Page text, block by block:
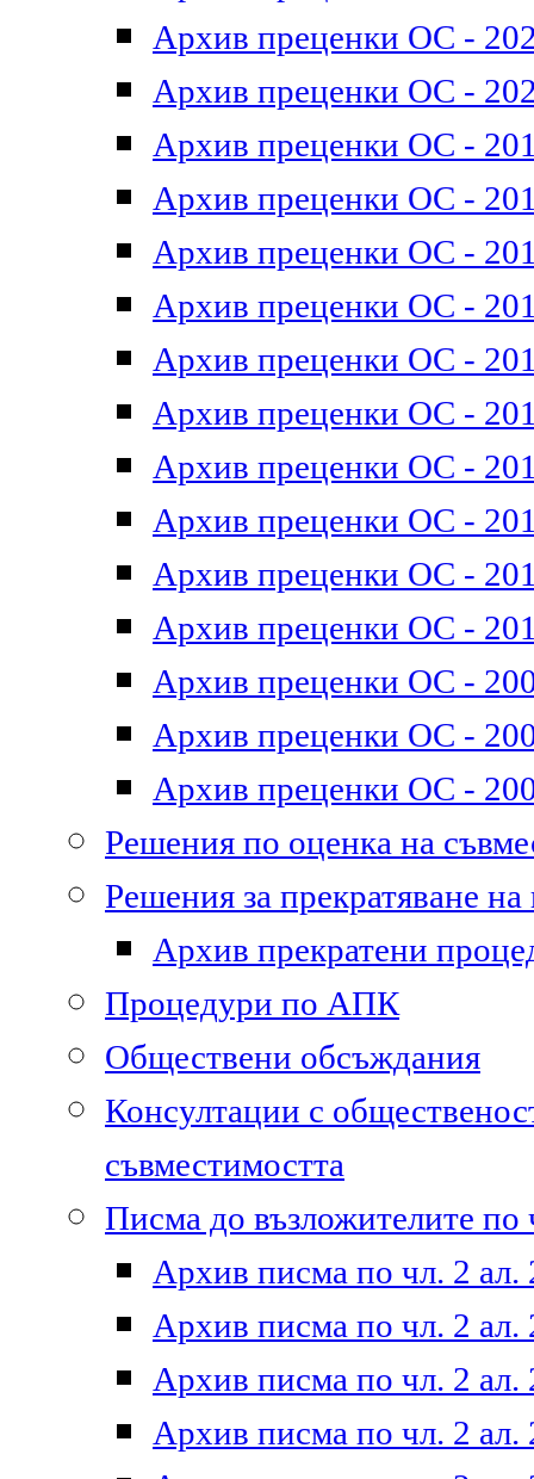
Архив преценки ОС -
Архив преценки ОС -
Архив преценки ОС -
Архив преценки ОС -
Архив преценки ОС -
Архив преценки ОС -
Архив преценки ОС -
Архив преценки ОС -
Архив преценки ОС -
Архив преценки ОС -
Архив преценки ОС -
Архив преценки ОС -
Архив преценки ОС -
Архив преценки ОС -
Архив преценки ОС -
Решения по оценка на
Решения за прекратяване
Архив прекратени
Процедури по АПК
Обществени обсъждания
Консултации с
съвместимостта
Писма до възложителите по
Архив писма по чл. 2 ал.
Архив писма по чл. 2 ал.
Архив писма по чл. 2 ал.
Архив писма по чл. 2 ал.